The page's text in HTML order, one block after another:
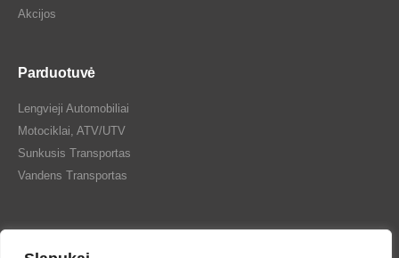
Akcijos
Parduotuvė
Lengvieji Automobiliai
Motociklai, ATV/UTV
Sunkusis Transportas
Vandens Transportas